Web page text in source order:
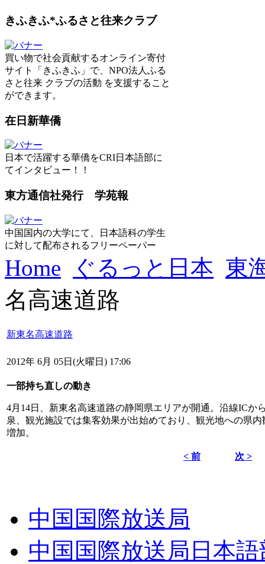
きふきふ*ふるさと往来クラブ
買い物で社会貢献するオンライン寄付
サイト「きふきふ」で、NPO法人ふる
さと往来 クラブの活動 を支援すること
ができます。
在日新華僑
日本で活躍する華僑をCRI日本語部に
てインタビュー！！
東方通信社発行 学苑報
中国国内の大学にて、日本語科の学生
に対して配布されるフリーペーパー
Home ぐるっと日本 東
名高速道路
新東名高速道路
2012年 6月 05日(火曜日) 17:06
一部持ち直しの動き
4月14日、新東名高速道路の静岡県エリアが開通。沿線ICか
泉、観光施設では集客効果が出始めており、観光地への県
増加。
< 前 次 >
中国国際放送局
中国国際放送局日本語